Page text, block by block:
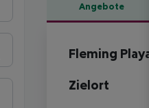
Angebote
Fleming
Zielort